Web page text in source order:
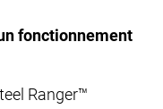
fonctionnement
Ranger™